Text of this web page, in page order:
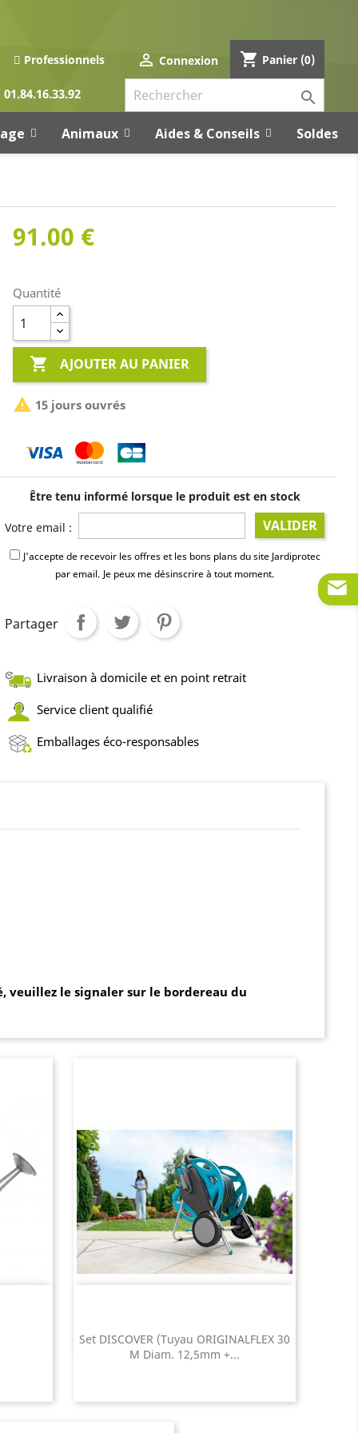
Professionnels  Connexion shopping_cart Panier (0)
01.84.16.33.92 
Animaux Aides & Conseils Soldes
91.00 €
Quantité
 AJOUTER AU PANIER
 15 jours ouvrés
Être tenu informé lorsque le produit est en stock
Votre email : VALIDER
J'accepte de recevoir les offres et les bons plans du site Jardiprotec
par email. Je peux me désinscrire à tout moment.
Partager
Livraison à domicile et en point retrait
Service client qualifié
Emballages éco-responsables
veuillez le signaler sur le bordereau du
Set DISCOVER (tuyau ORIGINALFLEX 30
M Diam. 12,5mm +...